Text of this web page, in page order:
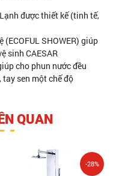
được thiết kế (tinh tế,
SHOWER) giúp
sinh CAESAR
cho phun nước đều
sen một chế độ
QUAN
-28%